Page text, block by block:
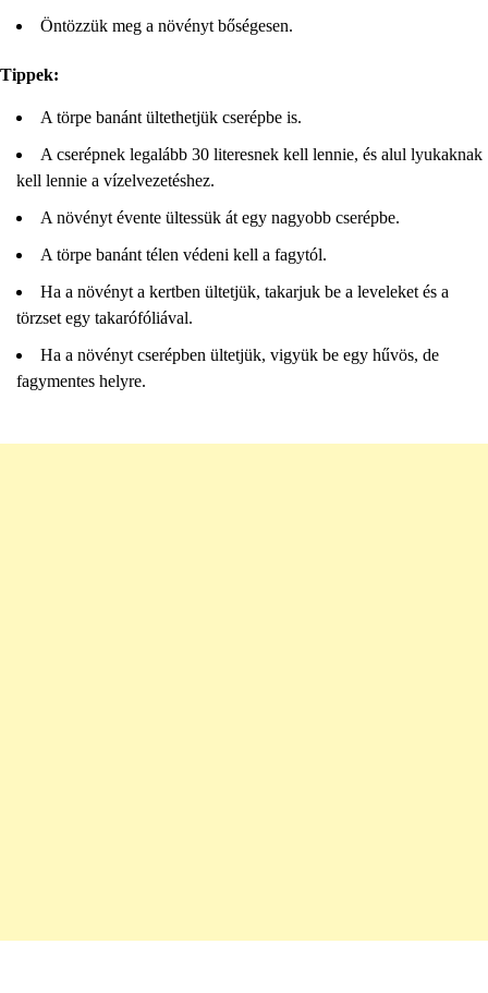
Öntözzük meg a növényt bőségesen.
Tippek:
A törpe banánt ültethetjük cserépbe is.
A cserépnek legalább 30 literesnek kell lennie, és alul lyukaknak
kell lennie a vízelvezetéshez.
A növényt évente ültessük át egy nagyobb cserépbe.
A törpe banánt télen védeni kell a fagytól.
Ha a növényt a kertben ültetjük, takarjuk be a leveleket és a
törzset egy takarófóliával.
Ha a növényt cserépben ültetjük, vigyük be egy hűvös, de
fagymentes helyre.